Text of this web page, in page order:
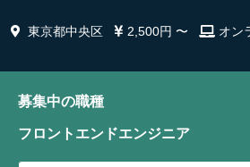
東京都中央区 2,500円 〜 オン
募集中の職種
フロントエンドエンジニア